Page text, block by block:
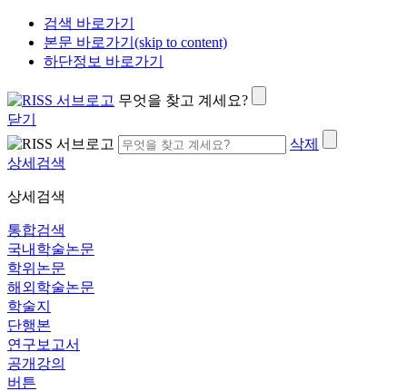
검색 바로가기
본문 바로가기(skip to content)
하단정보 바로가기
무엇을 찾고 계세요?
닫기
삭제
상세검색
상세검색
통합검색
국내학술논문
학위논문
해외학술논문
학술지
단행본
연구보고서
공개강의
버튼